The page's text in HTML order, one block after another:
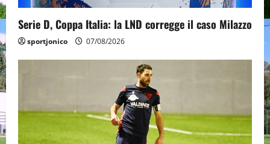
Serie D, Coppa Italia: la LND corregge il caso Milazzo
sportjonico 07/08/2026